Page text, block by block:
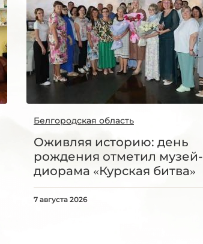
Белгородская область
Оживляя историю: день
рождения отметил музей-
диорама «Курская битва»
7 августа 2026